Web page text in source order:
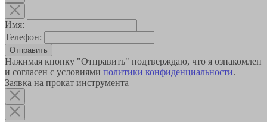
Имя:
Телефон:
Отправить
Нажимая кнопку "Отправить" подтверждаю, что я ознакомлен
и согласен с условиями политики конфиденциальности.
Заявка на прокат инструмента